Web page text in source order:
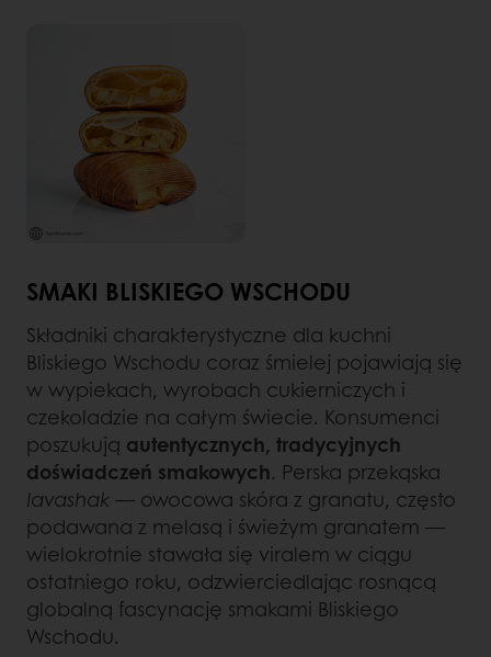
SMAKI BLISKIEGO WSCHODU
Składniki charakterystyczne dla kuchni
Bliskiego Wschodu coraz śmielej pojawiają się
w wypiekach, wyrobach cukierniczych i
czekoladzie na całym świecie. Konsumenci
poszukują autentycznych, tradycyjnych
doświadczeń smakowych. Perska przekąska
lavashak— owocowa skóra z granatu, często
podawana z melasą i świeżym granatem —
wielokrotnie stawała się viralem w ciągu
ostatniego roku, odzwierciedlając rosnącą
globalną fascynację smakami Bliskiego
Wschodu.